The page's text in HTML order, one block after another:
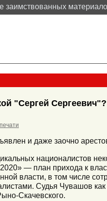
заимствованных
"Сергей Сергеевич"?
и даже заочно
националистов
— план прихода к
власти, в том числе
Судья Чувашов
Скачевского.